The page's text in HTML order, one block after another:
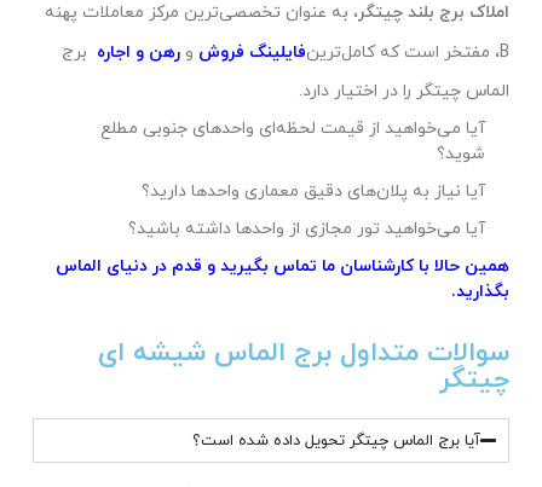
املاک برج بلند چیتگر، به عنوان تخصصی‌ترین مرکز معاملات پهنه
فایلینگ فروشو رهن و اجارهبرج
الماس چیتگر را در اختیار دارد.
آیا می‌خواهید از قیمت لحظه‌ای واحدهای جنوبی مطلع
شوید؟
آیا نیاز به پلان‌های دقیق معماری واحدها دارید؟
آیا می‌خواهید تور مجازی از واحدها داشته باشید؟
همین حالا با کارشناسان ما تماس بگیرید و قدم در دنیای الماس
بگذارید.
سوالات متداول برج الماس شیشه ای
چیتگر
آیا برج الماس چیتگر تحویل داده شده است؟